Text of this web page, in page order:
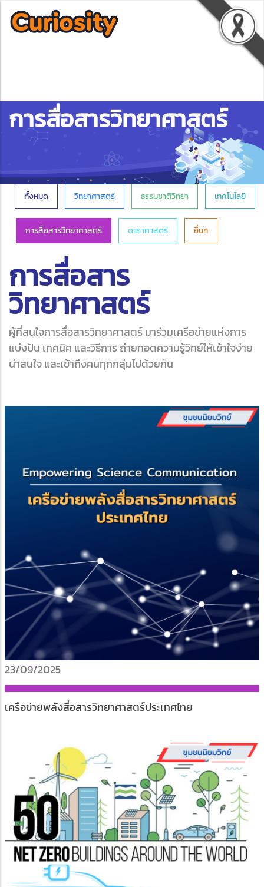
การสื่อสารวิทยาศาสตร์
ทั้งหมด วิทยาศาสตร์ ธรรมชาติวิทยา เทคโนโลยี
การสื่อสารวิทยาศาสตร์ ดาราศาสตร์ อื่นๆ
การสื่อสาร
วิทยาศาสตร์
ผู้ที่สนใจการสื่อสารวิทยาศาสตร์ มาร่วมเครือข่ายแห่งการ
แบ่งปัน เทคนิค และวิธีการ ถ่ายทอดความรู้วิทย์ให้เข้าใจง่าย
น่าสนใจ และเข้าถึงคนทุกกลุ่มไปด้วยกัน
23/09/2025
เครือข่ายพลังสื่อสารวิทยาศาสตร์ประเทศไทย